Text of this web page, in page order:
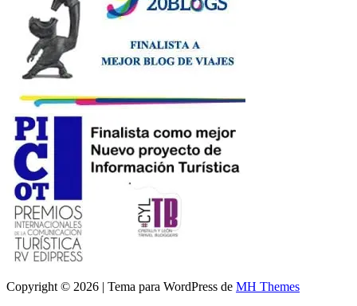
Copyright © 2026 | Tema para WordPress de MH Themes